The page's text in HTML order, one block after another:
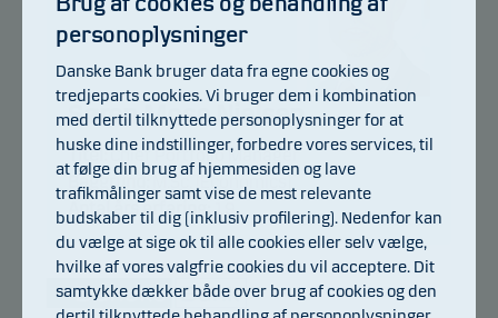
Søren Mose Nielsen
Titel:Chief Portfolio Manager
Baggrund:
M.Sc. (Economics)
Antal års erfaring: 19
personoplysninger
Danske Bank bruger data fra egne cookies og
tredjeparts cookies. Vi bruger dem i kombination
med dertil tilknyttede personoplysninger for at
huske dine indstillinger, forbedre vores services, til
at følge din brug af hjemmesiden og lave
trafikmålinger samt vise de mest relevante
budskaber til dig (inklusiv profilering). Nedenfor kan
du vælge at sige ok til alle cookies eller selv vælge,
hvilke af vores valgfrie cookies du vil acceptere. Dit
samtykke dækker både over brug af cookies og den